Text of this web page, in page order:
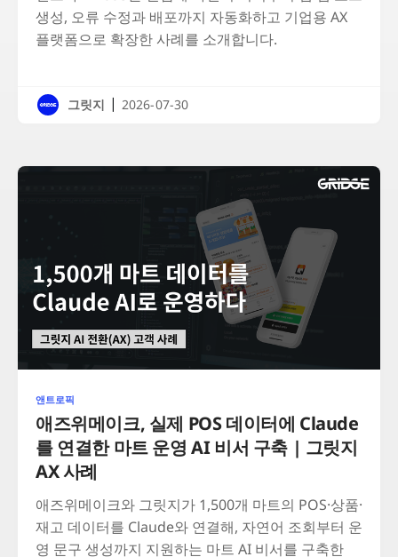
생성, 오류 수정과 배포까지 자동화하고 기업용 AX
플랫폼으로 확장한 사례를 소개합니다.
그릿지 | 2026-07-30
앤트로픽
애즈위메이크, 실제 POS 데이터에 Claude
를 연결한 마트 운영 AI 비서 구축 | 그릿지
AX 사례
애즈위메이크와 그릿지가 1,500개 마트의 POS·상품·
재고 데이터를 Claude와 연결해, 자연어 조회부터 운
영 문구 생성까지 지원하는 마트 AI 비서를 구축한